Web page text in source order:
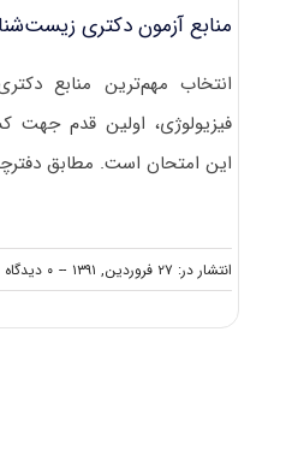
منابع آزمون دکتری
انتخاب مهم‌ترین منابع
فیزیولوژی، اولین قدم
این امتحان است. مطابق
انتشار در: ۲۷ فروردین, ۱۳۹۱ -- ۰ دیدگاه
on